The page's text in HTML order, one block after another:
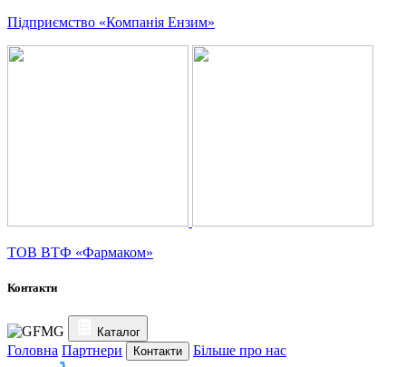
Підприємство Компанія Ензим
ТОВ ВТФ Фармаком
Контакти
Каталог
Головна Партнери Контакти Більше про нас